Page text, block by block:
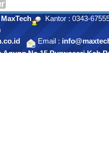
Kantor : 0343-
Email :
Agung No 15 Purwosari